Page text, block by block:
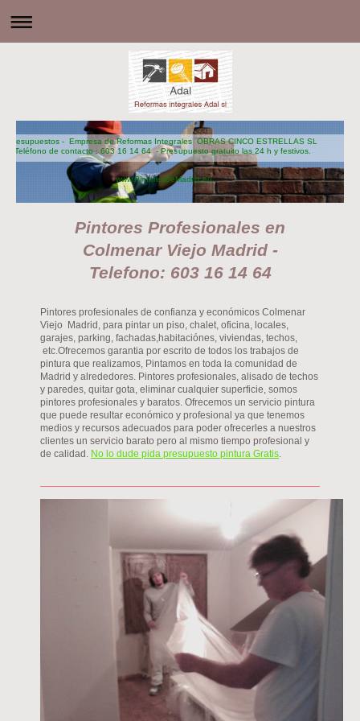
Presupuestos - Empresa de Reformas Integrales OBRAS CINCO ESTRELLAS SL
Teléfono de contacto : 603 16 14 64 - Presupuesto gratuito las 24 h y festivos.
www.PintoresDeMadrid.eu
Pintores Profesionales en
Colmenar Viejo Madrid -
Telefono: 603 16 14 64
Pintores profesionales de confianza y económicos Colmenar
Viejo Madrid, para pintar un piso, chalet, oficina, locales,
garajes, parking, fachadas,habitaciónes, viviendas, techos,
etc.Ofrecemos garantia por escrito de todos los trabajos de
pintura que realizamos, Pintamos en toda la comunidad de
Madrid y alrededores. Pintores profesionales, alisado de techos
y paredes, quitar gota, eliminar cualquier superficie, somos
pintores profesionales y baratos. Ofrecemos un servicio pintura
que puede resultar económico y profesional ya que tenemos
medios y recursos adecuados para poder ofrecerles a nuestros
clientes un servicio barato pero al mismo tiempo profesional y
de calidad. No lo dude pida presupuesto pintura Gratis.